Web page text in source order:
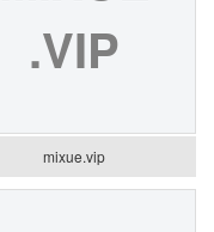
.VIP
mixue.vip